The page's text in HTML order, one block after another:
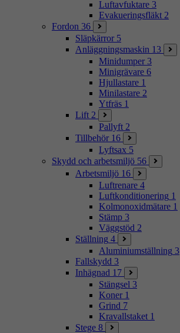
Luftavfuktare 3
Evakueringsfläkt 2
Fordon 36
Släpkärror 5
Anläggningsmaskin 13
Minidumper 3
Minigrävare 6
Hjullastare 1
Minilastare 2
Ytfräs 1
Lift 2
Pallyft 2
Tillbehör 16
Lyftsax 5
Skydd och arbetsmiljö 56
Arbetsmiljö 16
Luftrenare 4
Luftkonditionering 1
Kolmonoxidmätare 1
Stämp 3
Väggstöd 2
Ställning 4
Aluminiumställning 3
Fallskydd 3
Inhägnad 17
Stängsel 3
Koner 1
Grind 7
Kravallstaket 1
Stege 8